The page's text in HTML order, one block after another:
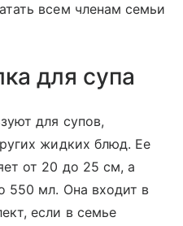
всем членам семьи
для супа
для супов,
жидких блюд. Ее
от 20 до 25 см, а
550 мл. Она входит в
если в семье